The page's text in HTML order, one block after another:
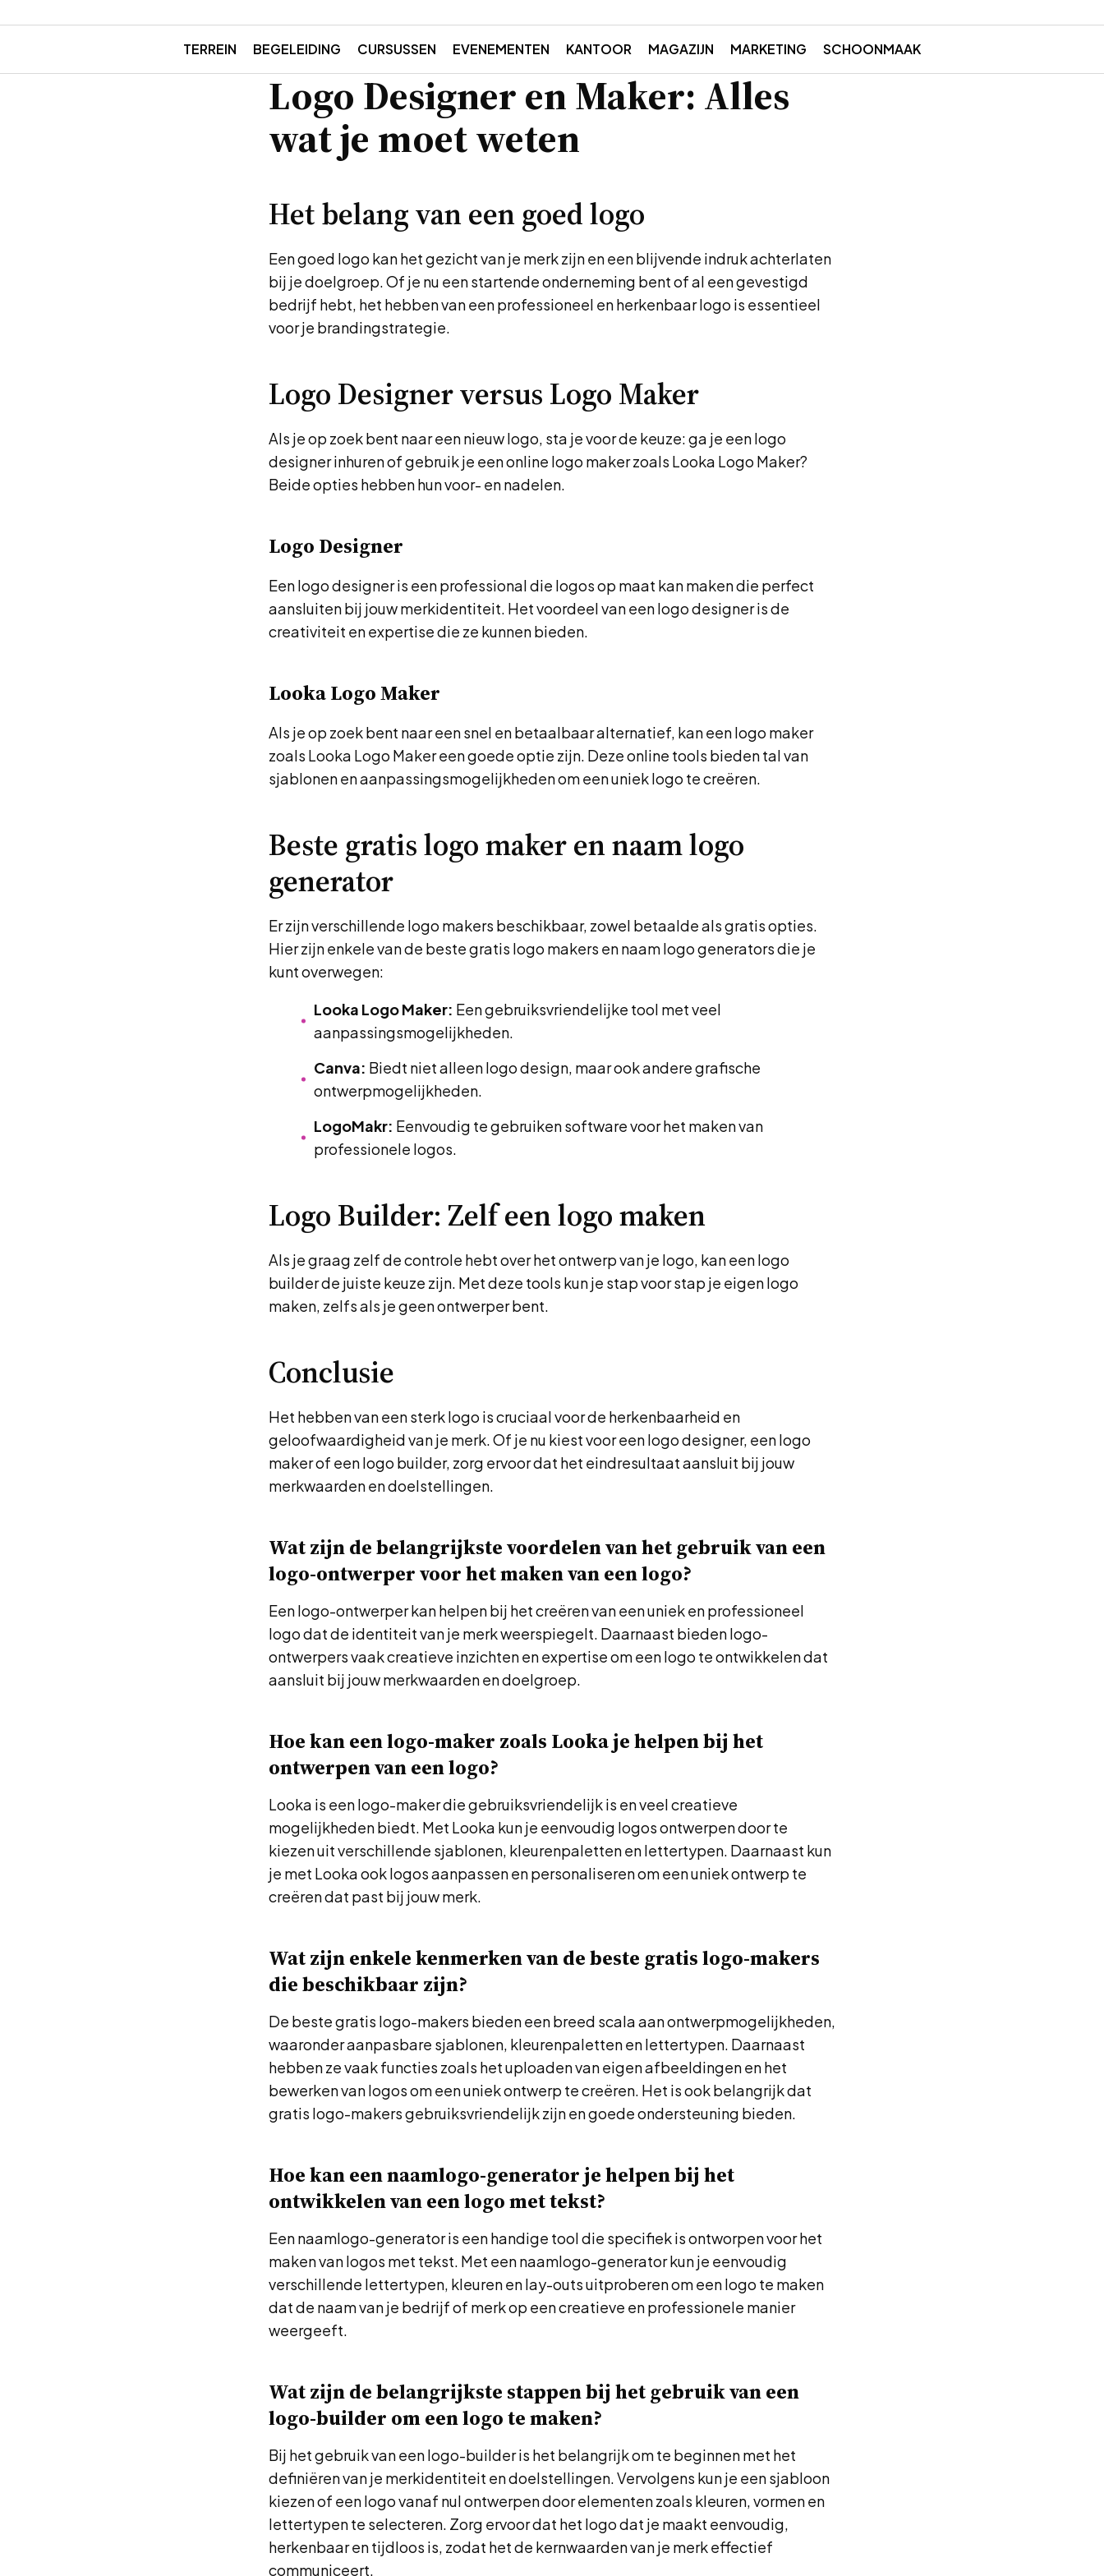
TERREIN BEGELEIDING CURSUSSEN EVENEMENTEN KANTOOR MAGAZIJN MARKETING SCHOONMAAK
Logo Designer en Maker: Alles
wat je moet weten
Het belang van een goed logo
Een goed logo kan het gezicht van je merk zijn en een blijvende indruk achterlaten
bij je doelgroep. Of je nu een startende onderneming bent of al een gevestigd
bedrijf hebt, het hebben van een professioneel en herkenbaar logo is essentieel
voor je brandingstrategie.
Logo Designer versus Logo Maker
Als je op zoek bent naar een nieuw logo, sta je voor de keuze: ga je een logo
designer inhuren of gebruik je een online logo maker zoals Looka Logo Maker?
Beide opties hebben hun voor- en nadelen.
Logo Designer
Een logo designer is een professional die logos op maat kan maken die perfect
aansluiten bij jouw merkidentiteit. Het voordeel van een logo designer is de
creativiteit en expertise die ze kunnen bieden.
Looka Logo Maker
Als je op zoek bent naar een snel en betaalbaar alternatief, kan een logo maker
zoals Looka Logo Maker een goede optie zijn. Deze online tools bieden tal van
sjablonen en aanpassingsmogelijkheden om een uniek logo te creëren.
Beste gratis logo maker en naam logo
generator
Er zijn verschillende logo makers beschikbaar, zowel betaalde als gratis opties.
Hier zijn enkele van de beste gratis logo makers en naam logo generators die je
kunt overwegen:
Looka Logo Maker: Een gebruiksvriendelijke tool met veel
aanpassingsmogelijkheden.
Canva: Biedt niet alleen logo design, maar ook andere grafische
ontwerpmogelijkheden.
LogoMakr: Eenvoudig te gebruiken software voor het maken van
professionele logos.
Logo Builder: Zelf een logo maken
Als je graag zelf de controle hebt over het ontwerp van je logo, kan een logo
builder de juiste keuze zijn. Met deze tools kun je stap voor stap je eigen logo
maken, zelfs als je geen ontwerper bent.
Conclusie
Het hebben van een sterk logo is cruciaal voor de herkenbaarheid en
geloofwaardigheid van je merk. Of je nu kiest voor een logo designer, een logo
maker of een logo builder, zorg ervoor dat het eindresultaat aansluit bij jouw
merkwaarden en doelstellingen.
Wat zijn de belangrijkste voordelen van het gebruik van een
logo-ontwerper voor het maken van een logo?
Een logo-ontwerper kan helpen bij het creëren van een uniek en professioneel
logo dat de identiteit van je merk weerspiegelt. Daarnaast bieden logo-
ontwerpers vaak creatieve inzichten en expertise om een logo te ontwikkelen dat
aansluit bij jouw merkwaarden en doelgroep.
Hoe kan een logo-maker zoals Looka je helpen bij het
ontwerpen van een logo?
Looka is een logo-maker die gebruiksvriendelijk is en veel creatieve
mogelijkheden biedt. Met Looka kun je eenvoudig logos ontwerpen door te
kiezen uit verschillende sjablonen, kleurenpaletten en lettertypen. Daarnaast kun
je met Looka ook logos aanpassen en personaliseren om een uniek ontwerp te
creëren dat past bij jouw merk.
Wat zijn enkele kenmerken van de beste gratis logo-makers
die beschikbaar zijn?
De beste gratis logo-makers bieden een breed scala aan ontwerpmogelijkheden,
waaronder aanpasbare sjablonen, kleurenpaletten en lettertypen. Daarnaast
hebben ze vaak functies zoals het uploaden van eigen afbeeldingen en het
bewerken van logos om een uniek ontwerp te creëren. Het is ook belangrijk dat
gratis logo-makers gebruiksvriendelijk zijn en goede ondersteuning bieden.
Hoe kan een naamlogo-generator je helpen bij het
ontwikkelen van een logo met tekst?
Een naamlogo-generator is een handige tool die specifiek is ontworpen voor het
maken van logos met tekst. Met een naamlogo-generator kun je eenvoudig
verschillende lettertypen, kleuren en lay-outs uitproberen om een logo te maken
dat de naam van je bedrijf of merk op een creatieve en professionele manier
weergeeft.
Wat zijn de belangrijkste stappen bij het gebruik van een
logo-builder om een logo te maken?
Bij het gebruik van een logo-builder is het belangrijk om te beginnen met het
definiëren van je merkidentiteit en doelstellingen. Vervolgens kun je een sjabloon
kiezen of een logo vanaf nul ontwerpen door elementen zoals kleuren, vormen en
lettertypen te selecteren. Zorg ervoor dat het logo dat je maakt eenvoudig,
herkenbaar en tijdloos is, zodat het de kernwaarden van je merk effectief
communiceert.